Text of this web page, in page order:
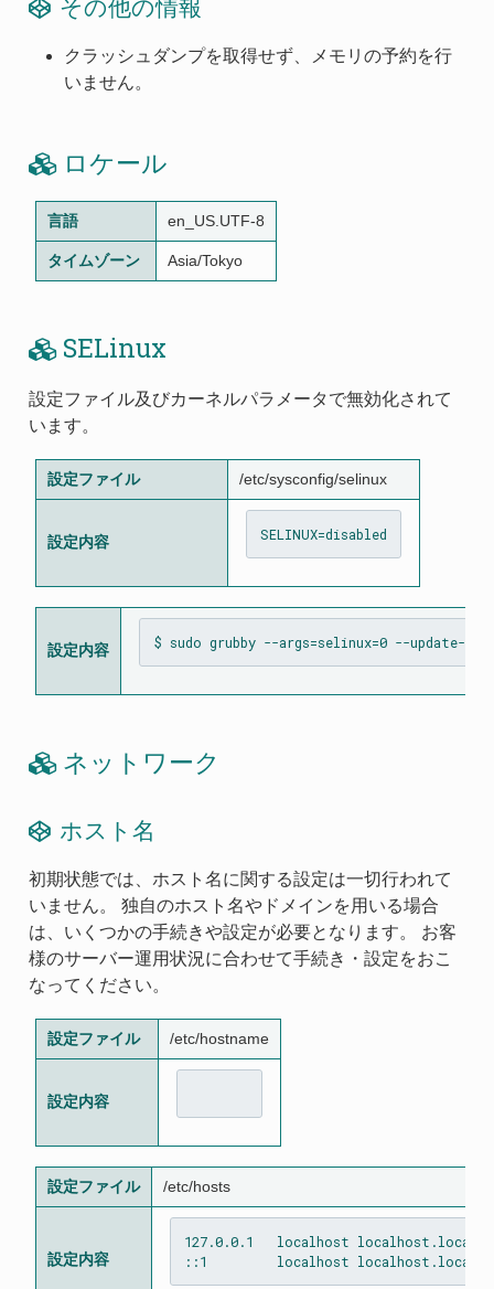
その他の情報
クラッシュダンプを取得せず、メモリの予約を行
いません。
ロケール
言語 en_US.UTF-8
タイムゾーン Asia/Tokyo
SELinux
設定ファイル及びカーネルパラメータで無効化されて
います。
設定ファイル /etc/sysconfig/selinux
設定内容
設定内容
ネットワーク
ホスト名
初期状態では、ホスト名に関する設定は一切行われて
いません。 独自のホスト名やドメインを用いる場合
は、いくつかの手続きや設定が必要となります。 お客
様のサーバー運用状況に合わせて手続き・設定をおこ
なってください。
設定ファイル /etc/hostname
設定内容
設定ファイル /etc/hosts
設定内容
127.0.0.1   localhost